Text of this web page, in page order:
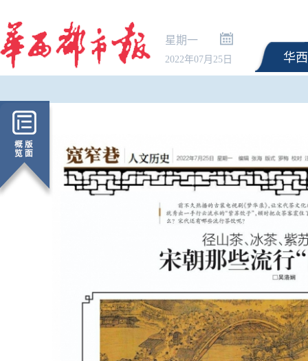
星期一
2022年07月25日 华
特朗普签署针对出生公
政令 将严厉打击“生育旅